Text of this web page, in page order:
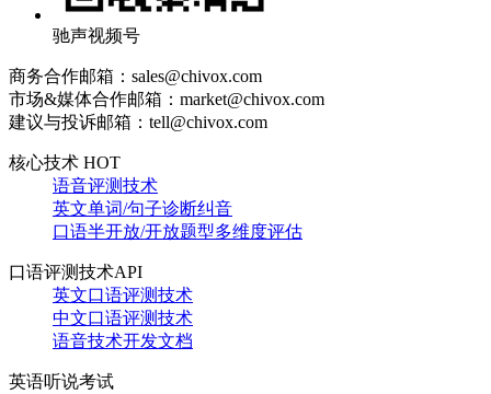
驰声视频号
商务合作邮箱：sales@chivox.com
市场&媒体合作邮箱：market@chivox.com
建议与投诉邮箱：tell@chivox.com
核心技术 HOT
语音评测技术
英文单词/句子诊断纠音
口语半开放/开放题型多维度评估
口语评测技术API
英文口语评测技术
中文口语评测技术
语音技术开发文档
英语听说考试